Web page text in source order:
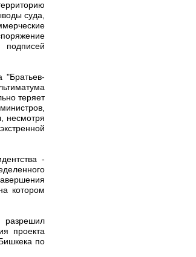
суда,
подписей
теряет
несмотря
-
котором
разрешил
проекта
по